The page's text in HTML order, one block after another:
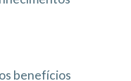
benefícios